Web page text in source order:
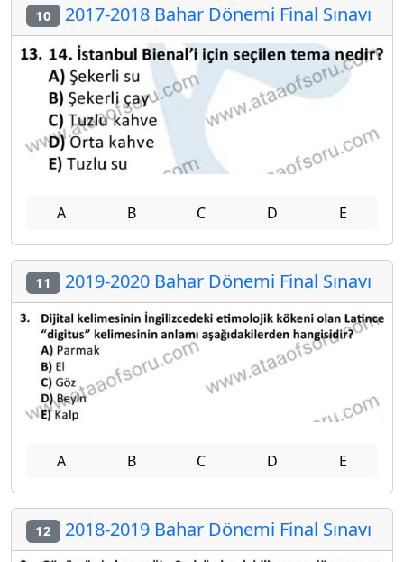
10 2017-2018 Bahar Dönemi Final Sınavı
A B C D E
11 2019-2020 Bahar Dönemi Final Sınavı
A B C D E
12 2018-2019 Bahar Dönemi Final Sınavı